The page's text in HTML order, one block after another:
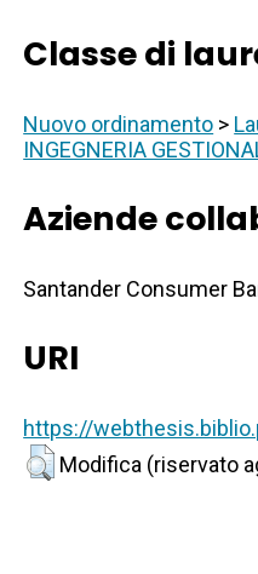
Classe di
Nuovo ordinamento >
INGEGNERIA
Aziende
Santander Consumer
URI
https://
Modifica (riservato